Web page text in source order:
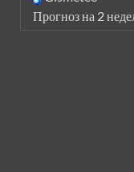
Прогноз на 2